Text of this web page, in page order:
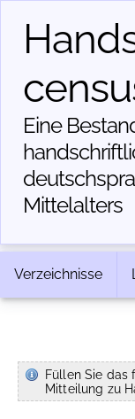
Eine
Mittelalters
Verzeichnisse
Füllen Sie das
Mitteilung zu